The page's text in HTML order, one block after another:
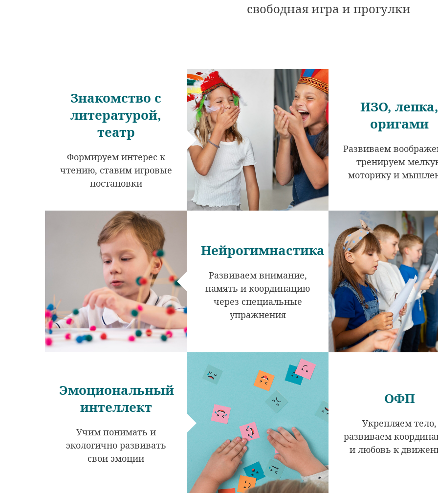
свободная игра и прогулки
Знакомство с
литературой,
театр
Формируем интерес к
чтению, ставим игровые
постановки
ИЗО, лепка,
оригами
Развиваем
тренируем
моторику и
Нейрогимнастика
Развиваем внимание,
память и координацию
через специальные
упражнения
Эмоциональный
интеллект
Учим понимать и
экологично развивать
свои эмоции
ОФП
Укрепляем тело,
развиваем
и любовь к